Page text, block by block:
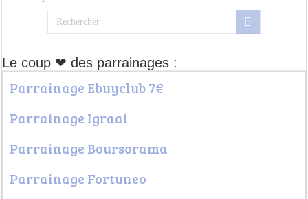
Le coup ❤ des parrainages :
Parrainage Ebuyclub 7€
Parrainage Igraal
Parrainage Boursorama
Parrainage Fortuneo